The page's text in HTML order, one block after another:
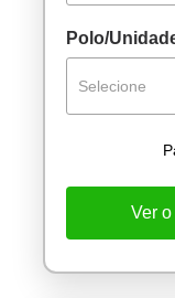
Polo/
Selecione
Ver